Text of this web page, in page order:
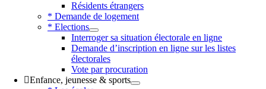
Résidents étrangers
* Demande de logement
* Elections
Interroger sa situation électorale en ligne
Demande d’inscription en ligne sur les listes
électorales
Vote par procuration
Enfance, jeunesse & sports